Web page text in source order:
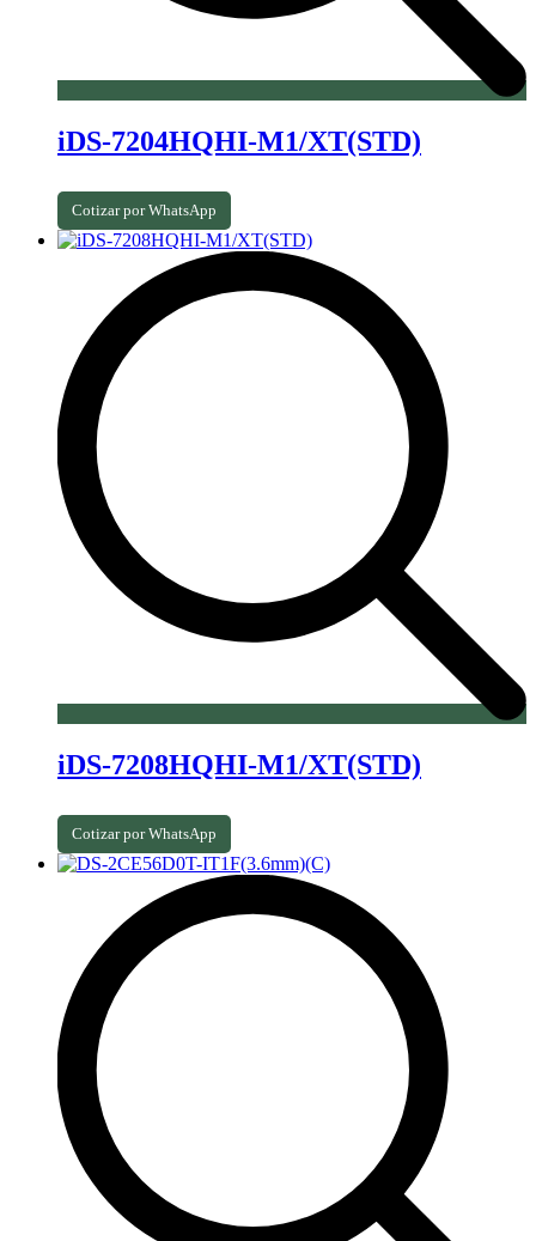
iDS-7204HQHI-M1/XT(STD)
Cotizar por WhatsApp
iDS-7208HQHI-M1/XT(STD)
Cotizar por WhatsApp